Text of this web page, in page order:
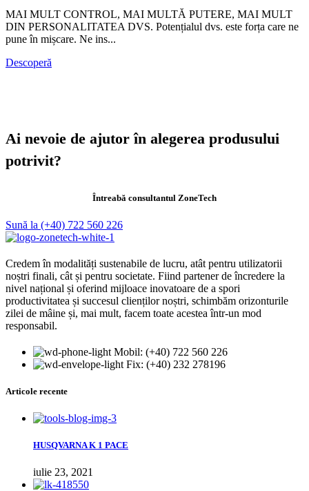
MAI MULT CONTROL, MAI MULTĂ PUTERE, MAI MULT
DIN PERSONALITATEA DVS. Potențialul dvs. este forța care ne
pune în mișcare. Ne ins...
Descoperă
Ai nevoie de ajutor în alegerea produsului
potrivit?
Întreabă consultantul ZoneTech
Sună la (+40) 722 560 226
Credem în modalități sustenabile de lucru, atât pentru utilizatorii
noștri finali, cât și pentru societate. Fiind partener de încredere la
nivel național și oferind mijloace inovatoare de a spori
productivitatea și succesul clienților noștri, schimbăm orizonturile
zilei de mâine și, mai mult, facem toate acestea într-un mod
responsabil.
Mobil: (+40) 722 560 226
Fix: (+40) 232 278196
Articole recente
HUSQVARNA K 1 PACE
iulie 23, 2021